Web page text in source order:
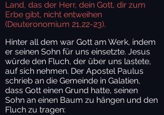
Land, das der Herr, dein Gott, dir zum
Erbe gibt, nicht entweihen
(Deuteronomium 21,22-23).
Hinter all dem war Gott am Werk, indem
er seinen Sohn für uns einsetzte. Jesus
würde den Fluch, der über uns lastete,
auf sich nehmen. Der Apostel Paulus
schrieb an die Gemeinde in Galatien,
dass Gott einen Grund hatte, seinen
Sohn an einen Baum zu hängen und den
Fluch zu tragen: